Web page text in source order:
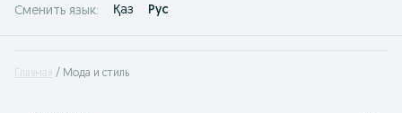
Сменить язык: Қаз Рус
Главная Мода и стиль